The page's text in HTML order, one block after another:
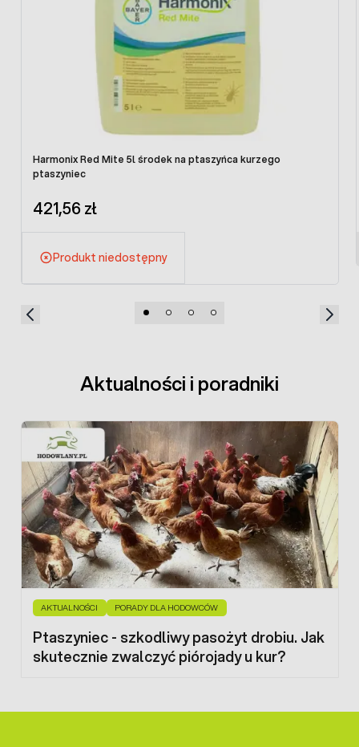
Harmonix Red Mite 5l środek na ptaszyńca kurzego
ptaszyniec
421,56 zł
Produkt niedostępny
Aktualności i poradniki
AKTUALNOŚCI PORADY DLA HODOWCÓW
Ptaszyniec - szkodliwy pasożyt drobiu. Jak
skutecznie zwalczyć piórojady u kur?